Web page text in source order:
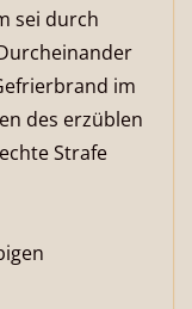
sei durch
im
des erzüblen
Strafe